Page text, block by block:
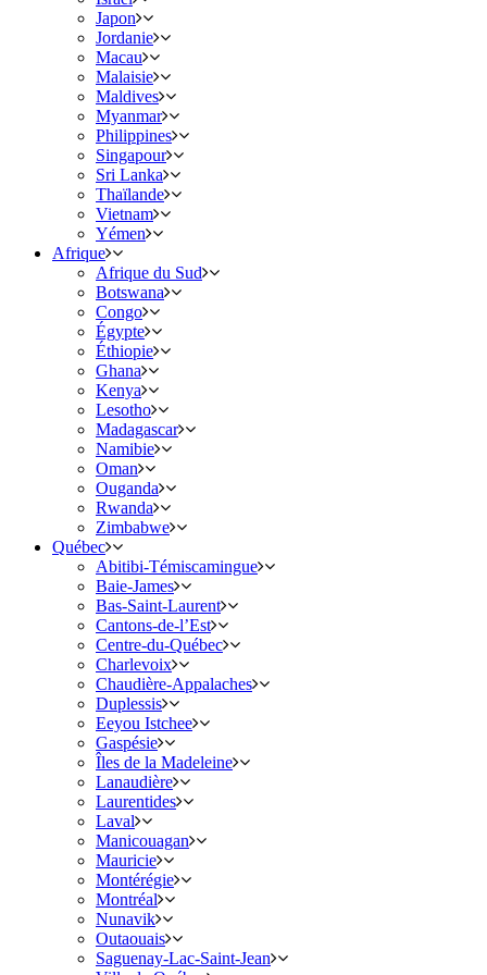
Japon
Jordanie
Macau
Malaisie
Maldives
Myanmar
Philippines
Singapour
Sri Lanka
Thaïlande
Vietnam
Yémen
Afrique
Afrique du Sud
Botswana
Congo
Égypte
Éthiopie
Ghana
Kenya
Lesotho
Madagascar
Namibie
Oman
Ouganda
Rwanda
Zimbabwe
Québec
Abitibi-Témiscamingue
Baie-James
Bas-Saint-Laurent
Cantons-de-l’Est
Centre-du-Québec
Charlevoix
Chaudière-Appalaches
Duplessis
Eeyou Istchee
Gaspésie
Îles de la Madeleine
Lanaudière
Laurentides
Laval
Manicouagan
Mauricie
Montérégie
Montréal
Nunavik
Outaouais
Saguenay-Lac-Saint-Jean